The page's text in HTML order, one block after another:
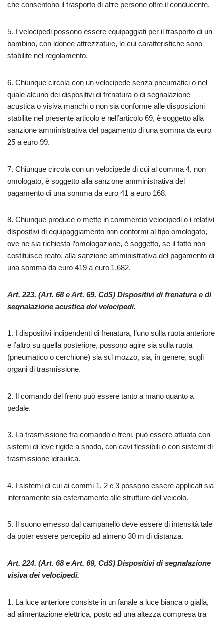
che consentono il trasporto di altre persone oltre il conducente.
5. I velocipedi possono essere equipaggiati per il trasporto di un
bambino, con idonee attrezzature, le cui caratteristiche sono
stabilite nel regolamento.
6. Chiunque circola con un velocipede senza pneumatici o nel
quale alcuno dei dispositivi di frenatura o di segnalazione
acustica o visiva manchi o non sia conforme alle disposizioni
stabilite nel presente articolo e nell’articolo 69, è soggetto alla
sanzione amministrativa del pagamento di una somma da euro
25 a euro 99.
7. Chiunque circola con un velocipede di cui al comma 4, non
omologato, è soggetto alla sanzione amministrativa del
pagamento di una somma da euro 41 a euro 168.
8. Chiunque produce o mette in commercio velocipedi o i relativi
dispositivi di equipaggiamento non conformi al tipo omologato,
ove ne sia richiesta l’omologazione, è soggetto, se il fatto non
costituisce reato, alla sanzione amministrativa del pagamento di
una somma da euro 419 a euro 1.682.
Art. 223. (Art. 68 e Art. 69, CdS) Dispositivi di frenatura e di
segnalazione acustica dei velocipedi.
1. I dispositivi indipendenti di frenatura, l’uno sulla ruota anteriore
e l’altro su quella posteriore, possono agire sia sulla ruota
(pneumatico o cerchione) sia sul mozzo, sia, in genere, sugli
organi di trasmissione.
2. Il comando del freno può essere tanto a mano quanto a
pedale.
3. La trasmissione fra comando e freni, può essere attuata con
sistemi di leve rigide a snodo, con cavi flessibili o con sistemi di
trasmissione idraulica.
4. I sistemi di cui ai commi 1, 2 e 3 possono essere applicati sia
internamente sia esternamente alle strutture del veicolo.
5. Il suono emesso dal campanello deve essere di intensità tale
da poter essere percepito ad almeno 30 m di distanza.
Art. 224. (Art. 68 e Art. 69, CdS) Dispositivi di segnalazione
visiva dei velocipedi.
1. La luce anteriore consiste in un fanale a luce bianca o gialla,
ad alimentazione elettrica, posto ad una altezza compresa tra